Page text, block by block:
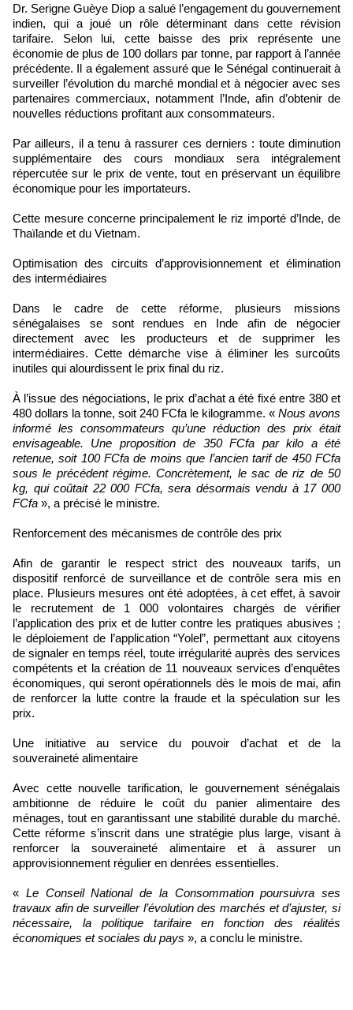
Dr. Serigne Guèye Diop a salué l’engagement du gouvernement
indien, qui a joué un rôle déterminant dans cette révision
tarifaire. Selon lui, cette baisse des prix représente une
économie de plus de 100 dollars par tonne, par rapport à l’année
précédente. Il a également assuré que le Sénégal continuerait à
surveiller l’évolution du marché mondial et à négocier avec ses
partenaires commerciaux, notamment l’Inde, afin d’obtenir de
nouvelles réductions profitant aux consommateurs.
Par ailleurs, il a tenu à rassurer ces derniers : toute diminution
supplémentaire des cours mondiaux sera intégralement
répercutée sur le prix de vente, tout en préservant un équilibre
économique pour les importateurs.
Cette mesure concerne principalement le riz importé d’Inde, de
Thaïlande et du Vietnam.
Optimisation des circuits d’approvisionnement et élimination
des intermédiaires
Dans le cadre de cette réforme, plusieurs missions
sénégalaises se sont rendues en Inde afin de négocier
directement avec les producteurs et de supprimer les
intermédiaires. Cette démarche vise à éliminer les surcoûts
inutiles qui alourdissent le prix final du riz.
À l’issue des négociations, le prix d’achat a été fixé entre 380 et
480 dollars la tonne, soit 240 FCfa le kilogramme. « Nous avons
informé les consommateurs qu’une réduction des prix était
envisageable. Une proposition de 350 FCfa par kilo a été
retenue, soit 100 FCfa de moins que l’ancien tarif de 450 FCfa
sous le précédent régime. Concrètement, le sac de riz de 50
kg, qui coûtait 22 000 FCfa, sera désormais vendu à 17 000
FCfa », a précisé le ministre.
Renforcement des mécanismes de contrôle des prix
Afin de garantir le respect strict des nouveaux tarifs, un
dispositif renforcé de surveillance et de contrôle sera mis en
place. Plusieurs mesures ont été adoptées, à cet effet, à savoir
le recrutement de 1 000 volontaires chargés de vérifier
l’application des prix et de lutter contre les pratiques abusives ;
le déploiement de l’application “Yolel”, permettant aux citoyens
de signaler en temps réel, toute irrégularité auprès des services
compétents et la création de 11 nouveaux services d’enquêtes
économiques, qui seront opérationnels dès le mois de mai, afin
de renforcer la lutte contre la fraude et la spéculation sur les
prix.
Une initiative au service du pouvoir d’achat et de la
souveraineté alimentaire
Avec cette nouvelle tarification, le gouvernement sénégalais
ambitionne de réduire le coût du panier alimentaire des
ménages, tout en garantissant une stabilité durable du marché.
Cette réforme s’inscrit dans une stratégie plus large, visant à
renforcer la souveraineté alimentaire et à assurer un
approvisionnement régulier en denrées essentielles.
« Le Conseil National de la Consommation poursuivra ses
travaux afin de surveiller l’évolution des marchés et d’ajuster, si
nécessaire, la politique tarifaire en fonction des réalités
économiques et sociales du pays », a conclu le ministre.